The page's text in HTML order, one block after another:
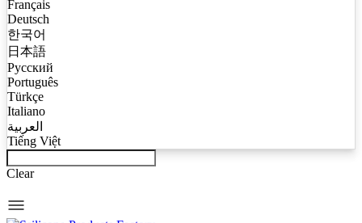
Français
Deutsch
한국어
日本語
Русский
Português
Türkçe
Italiano
العربية
Tiếng Việt
Clear